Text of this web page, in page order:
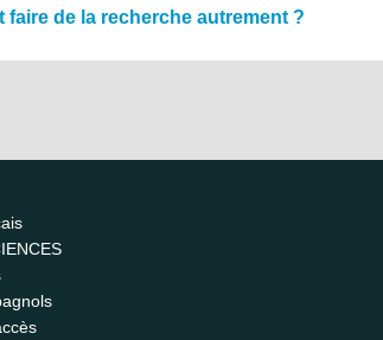
de la recherche autrement ?